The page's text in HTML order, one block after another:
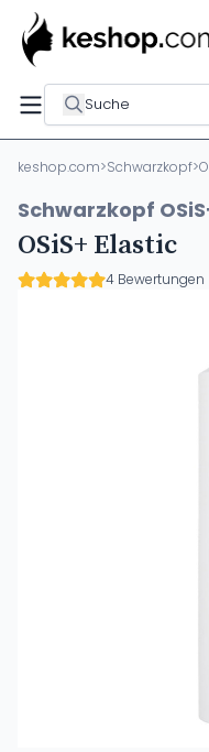
Suche
keshop.com>Schwarzkopf>
Schwarzkopf
OSiS+ Elastic
4 Bewertungen